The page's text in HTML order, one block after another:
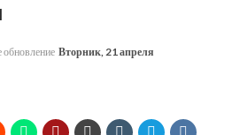
обновление Вторник, 21 апреля